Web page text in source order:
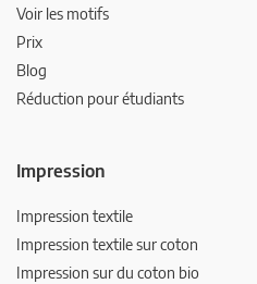
Voir les motifs
Prix
Blog
Réduction pour étudiants
Impression
Impression textile
Impression textile sur coton
Impression sur du coton bio